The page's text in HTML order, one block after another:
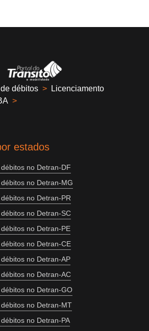
débitos >
Licenciamento
>
estados
no Detran-DF
no Detran-MG
no Detran-PR
no Detran-SC
no Detran-PE
no Detran-CE
no Detran-AP
no Detran-AC
no Detran-GO
no Detran-MT
no Detran-PA